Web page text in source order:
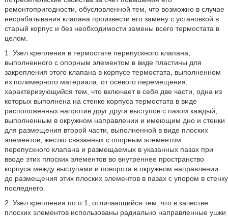
ремонтопригодности, обусловленной тем, что возможно в случае
несрабатывания клапана произвести его замену с установкой в
старый корпус и без необходимости замены всего термостата в
целом.
1. Узел крепления в термостате перепускного клапана,
выполненного с опорным элементом в виде пластины для
закрепления этого клапана в корпусе термостата, выполненном
из полимерного материала, от осевого перемещения,
характеризующийся тем, что включает в себя две части, одна из
которых выполнена на стенке корпуса термостата в виде
расположенных напротив друг друга выступов с пазом каждый,
выполненным в окружном направлении и имеющим дно и стенки
для размещения второй части, выполненной в виде плоских
элементов, жестко связанных с опорным элементом
перепускного клапана и размещаемых в указанных пазах при
вводе этих плоских элементов во внутреннее пространство
корпуса между выступами и поворота в окружном направлении
до размещения этих плоских элементов в пазах с упором в стенку
последнего.
2. Узел крепления по п.1, отличающийся тем, что в качестве
плоских элементов использованы радиально направленные ушки